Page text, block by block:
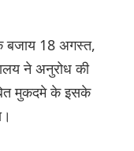
बजाय 18 अगस्त,
ने अनुरोध की
मुकदमे के इसके